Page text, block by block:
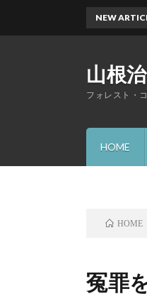
山根
フォレスト・
HOME
NEW
HOME
冤罪